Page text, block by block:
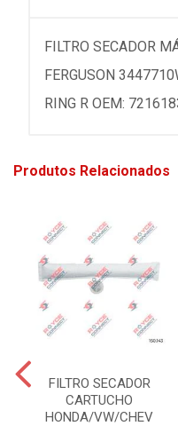
FILTRO SECADOR
FERGUSON
RING R OEM:
Produtos Relacionados
FILTRO SECADOR
CARTUCHO
HONDA/VW/CHEV